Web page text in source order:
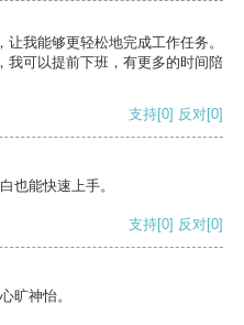
我能够更轻松地完成工作任务。
我可以提前下班，有更多的时间陪
支持[0] 反对[0]
也能快速上手。
支持[0] 反对[0]
旷神怡。